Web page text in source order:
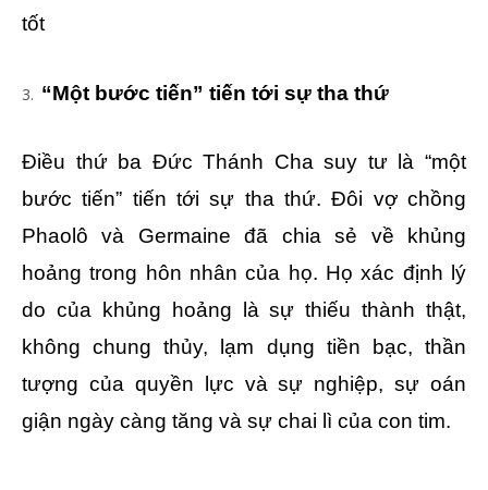
tốt
“Một bước tiến” tiến tới sự tha thứ
Điều thứ ba Đức Thánh Cha suy tư là “một
bước tiến” tiến tới sự tha thứ. Đôi vợ chồng
Phaolô và Germaine đã chia sẻ về khủng
hoảng trong hôn nhân của họ. Họ xác định lý
do của khủng hoảng là sự thiếu thành thật,
không chung thủy, lạm dụng tiền bạc, thần
tượng của quyền lực và sự nghiệp, sự oán
giận ngày càng tăng và sự chai lì của con tim.